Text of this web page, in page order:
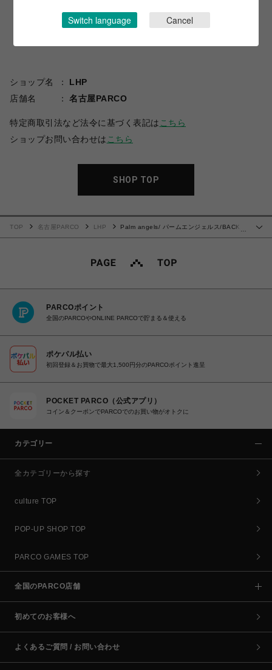
ショップ名
LHP
店舗名
名古屋PARCO
特定商取引法など法令に基づく表記は こちら
ショップお問い合わせは こちら
SHOP TOP
…
TOP 名古屋PARCO LHP
Palm angels/ パームエンジェルス/BACK
PARCOポイント
全国のPARCOやONLINE PARCOで貯まる＆使える
ポケパル払い
初回登録＆お買物で最大1,500円分のPARCOポイント進呈
POCKET PARCO（公式アプリ）
コイン＆クーポンでPARCOでのお買い物がオトクに
カテゴリー
全カテゴリーから探す
culture TOP
POP-UP SHOP TOP
PARCO GAMES TOP
全国のPARCO店舗
初めてのお客様へ
よくあるご質問 / お問い合わせ
Switch language Cancel